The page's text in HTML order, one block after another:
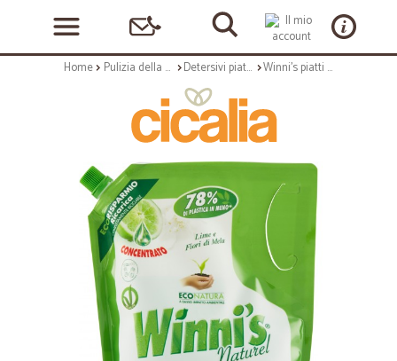
Home Pulizia della casa Detersivi piatti e stoviglie Winni's piatti lime-fiori mela ricarica lt.1